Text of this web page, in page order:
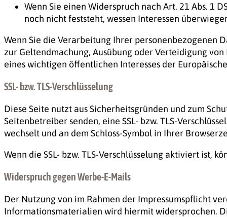
Wenn Sie einen Widerspruch nach Art. 21 Abs. 1
noch nicht feststeht, wessen Interessen
Wenn Sie die Verarbeitung Ihrer personenbezogenen
zur Geltendmachung, Ausübung oder Verteidigung
eines wichtigen öffentlichen Interesses der
SSL- bzw. TLS-Verschlüsselung
Diese Seite nutzt aus Sicherheitsgründen und zum
Seitenbetreiber senden, eine SSL- bzw. TLS-
wechselt und an dem Schloss-Symbol in Ihrer
Wenn die SSL- bzw. TLS-Verschlüsselung aktiviert ist,
Widerspruch gegen Werbe-E-Mails
Der Nutzung von im Rahmen der Impressumspflicht
Informationsmaterialien wird hiermit widersprochen.